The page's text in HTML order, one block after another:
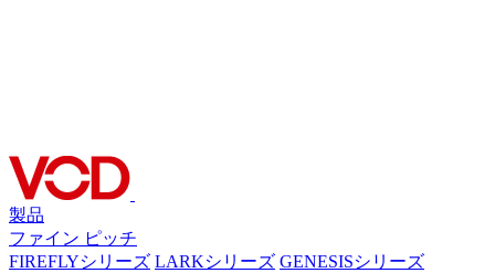
製品
ファイン ピッチ
FIREFLYシリーズ LARKシリーズ GENESISシリーズ